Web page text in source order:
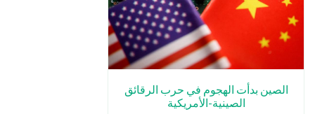
الصين بدأت الهجوم في حرب الرقائق
الصينية-الأمريكية